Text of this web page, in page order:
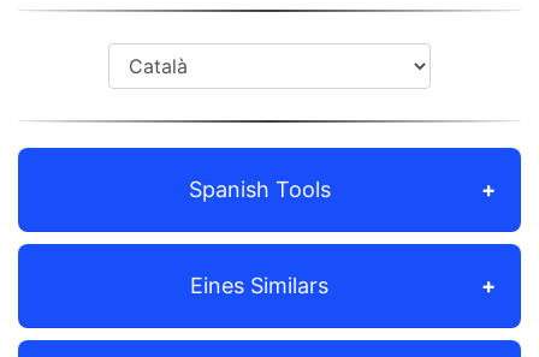
Spanish Tools
Eines Similars